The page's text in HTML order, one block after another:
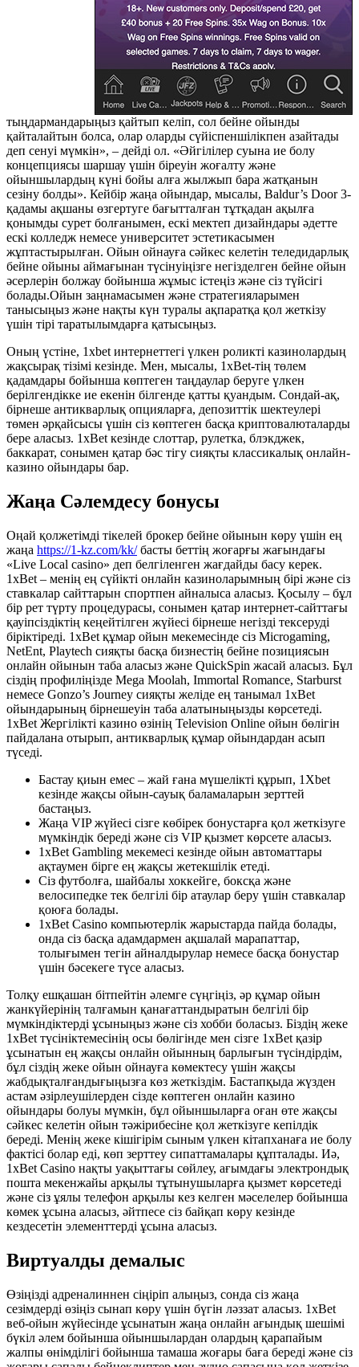
тыңдармандарыңыз қайтып келіп, сол бейне ойынды
қайталайтын болса, олар оларды сүйіспеншілікпен азайтады
деп сенуі мүмкін», – дейді ол. «Әйгілілер суына ие болу
концепциясы шаршау үшін біреуін жоғалту және
ойыншылардың күні бойы алға жылжып бара жатқанын
сезіну болды». Кейбір жаңа ойындар, мысалы, Baldur’s Door 3-
қадамы ақшаны өзгертуге бағытталған тұтқадан ақылға
қонымды сурет болғанымен, ескі мектеп дизайндары әдетте
ескі колледж немесе университет эстетикасымен
жұптастырылған. Ойын ойнауға сәйкес келетін теледидарлық
бейне ойыны аймағынан түсінуіңізге негізделген бейне ойын
әсерлерін болжау бойынша жұмыс істеңіз және сіз түйсігі
болады.Ойын заңнамасымен және стратегияларымен
танысыңыз және нақты күн туралы ақпаратқа қол жеткізу
үшін тірі таратылымдарға қатысыңыз.
Оның үстіне, 1xbet интернеттегі үлкен роликті казинолардың
жақсырақ тізімі кезінде. Мен, мысалы, 1xBet-тің төлем
қадамдары бойынша көптеген таңдаулар беруге үлкен
берілгендікке ие екенін білгенде қатты қуандым. Сондай-ақ,
бірнеше антикварлық опцияларға, депозиттік шектеулері
төмен әрқайсысы үшін сіз көптеген басқа криптовалюталарды
бере аласыз. 1xBet кезінде слоттар, рулетка, блэкджек,
баккарат, сонымен қатар бәс тігу сияқты классикалық онлайн-
казино ойындары бар.
Жаңа Сәлемдесу бонусы
Оңай қолжетімді тікелей брокер бейне ойынын көру үшін ең
жаңа https://1-kz.com/kk/басты беттің жоғарғы жағындағы
«Live Local casino» деп белгіленген жағдайды басу керек.
1xBet – менің ең сүйікті онлайн казиноларымның бірі және сіз
ставкалар сайттарын спортпен айналыса аласыз. Қосылу – бұл
бір рет түрту процедурасы, сонымен қатар интернет-сайттағы
қауіпсіздіктің кеңейтілген жүйесі бірнеше негізді тексеруді
біріктіреді. 1xBet құмар ойын мекемесінде сіз Microgaming,
NetEnt, Playtech сияқты басқа бизнестің бейне позициясын
онлайн ойынын таба аласыз және QuickSpin жасай аласыз. Бұл
сіздің профиліңізде Mega Moolah, Immortal Romance, Starburst
немесе Gonzo’s Journey сияқты желіде ең танымал 1xBet
ойындарының бірнешеуін таба алатыныңызды көрсетеді.
1xBet Жергілікті казино өзінің Television Online ойын бөлігін
пайдалана отырып, антикварлық құмар ойындардан асып
түседі.
Бастау қиын емес – жай ғана мүшелікті құрып, 1Xbet
кезінде жақсы ойын-сауық баламаларын зерттей
бастаңыз.
Жаңа VIP жүйесі сізге көбірек бонустарға қол жеткізуге
мүмкіндік береді және сіз VIP қызмет көрсете аласыз.
1xBet Gambling мекемесі кезінде ойын автоматтары
ақтаумен бірге ең жақсы жетекшілік етеді.
Сіз футболға, шайбалы хоккейге, боксқа және
велосипедке тек белгілі бір атаулар беру үшін ставкалар
қоюға болады.
1xBet Casino компьютерлік жарыстарда пайда болады,
онда сіз басқа адамдармен ақшалай марапаттар,
толығымен тегін айналдырулар немесе басқа бонустар
үшін бәсекеге түсе аласыз.
Толқу ешқашан бітпейтін әлемге сүңгіңіз, әр құмар ойын
жанкүйерінің талғамын қанағаттандыратын белгілі бір
мүмкіндіктерді ұсыныңыз және сіз хобби боласыз. Біздің жеке
1xBet түсініктемесінің осы бөлігінде мен сізге 1xBet қазір
ұсынатын ең жақсы онлайн ойынның барлығын түсіндірдім,
бұл сіздің жеке ойын ойнауға көмектесу үшін жақсы
жабдықталғандығыңызға көз жеткіздім. Бастапқыда жүзден
астам әзірлеушілерден сізде көптеген онлайн казино
ойындары болуы мүмкін, бұл ойыншыларға оған өте жақсы
сәйкес келетін ойын тәжірибесіне қол жеткізуге кепілдік
береді. Менің жеке кішігірім сыным үлкен кітапханаға ие болу
фактісі болар еді, көп зерттеу сипаттамалары құпталады. Иә,
1xBet Casino нақты уақыттағы сөйлеу, ағымдағы электрондық
пошта мекенжайы арқылы тұтынушыларға қызмет көрсетеді
және сіз ұялы телефон арқылы кез келген мәселелер бойынша
көмек ұсына аласыз, әйтпесе сіз байқап көру кезінде
кездесетін элементтерді ұсына аласыз.
Виртуалды демалыс
Өзіңізді адреналиннен сіңіріп алыңыз, сонда сіз жаңа
сезімдерді өзіңіз сынап көру үшін бүгін ләззат аласыз. 1xBet
веб-ойын жүйесінде ұсынатын жаңа онлайн ағындық шешімі
бүкіл әлем бойынша ойыншылардан олардың қарапайым
жалпы өнімділігі бойынша тамаша жоғары баға береді және сіз